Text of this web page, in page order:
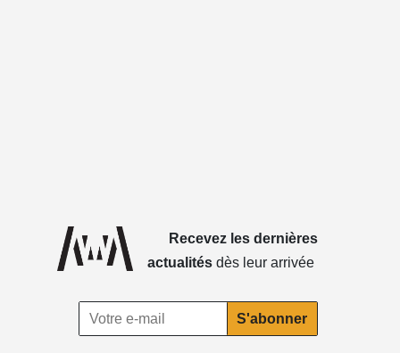
Recevez les dernières
actualités dès leur arrivée